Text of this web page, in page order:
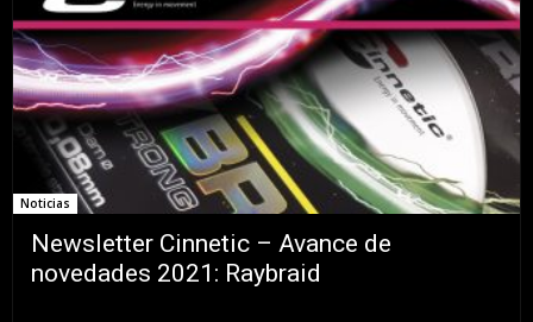
Noticias
Newsletter Cinnetic – Avance de
novedades 2021: Raybraid